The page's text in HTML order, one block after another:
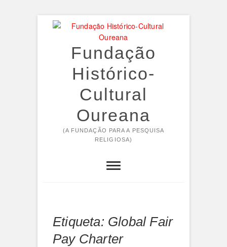
Fundação
Histórico-
Cultural
Oureana
(A FUNDAÇÃO PARA A PESQUISA
RELIGIOSA)
Etiqueta: Global Fair
Pay Charter